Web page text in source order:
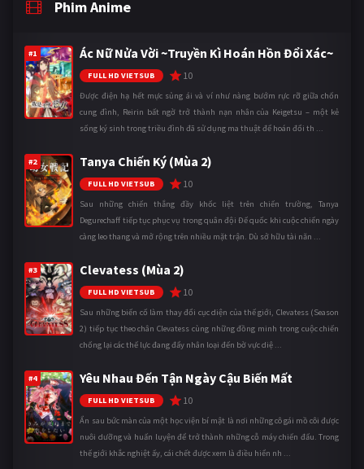
Phim Anime
#1 Ác Nữ Nửa Vời ~Truyền Kì Hoán Hồn Đổi Xác~
FULL HD VIETSUB 10
Được điện hạ hết mực sủng ái và ví như nàng bướm rực rỡ giữa chốn
cung đình, Reirin bất ngờ trở thành nạn nhân của Keigetsu – một kẻ
sống ký sinh trong triều đình đã sử dụng ma thuật để hoán đổi th ...
#2 Tanya Chiến Ký (Mùa 2)
FULL HD VIETSUB 10
Sau những chiến thắng đầy khốc liệt trên chiến trường, Tanya
Degurechaff tiếp tục phục vụ trong quân đội Đế quốc khi cuộc chiến ngày
càng leo thang và mở rộng trên nhiều mặt trận. Dù sở hữu tài năn ...
#3 Clevatess (Mùa 2)
FULL HD VIETSUB 10
Sau những biến cố làm thay đổi cục diện của thế giới, Clevatess (Season
2) tiếp tục theo chân Clevatess cùng những đồng minh trong cuộc chiến
chống lại các thế lực đang đẩy nhân loại đến bờ vực diệ ...
#4 Yêu Nhau Đến Tận Ngày Cậu Biến Mất
FULL HD VIETSUB 10
Ẩn sau bức màn của một học viện bí mật là nơi những cô gái mồ côi được
nuôi dưỡng và huấn luyện để trở thành những cỗ máy chiến đấu. Trong
thế giới khắc nghiệt ấy, cái chết được xem là điều hiển nh ...